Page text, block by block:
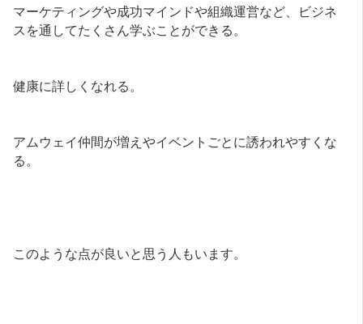
マーケティングや成功マインドや組織運営など、ビジネ
スを通してたくさん学ぶことができる。
健康に詳しくなれる。
アムウェイ仲間が増えやイベントごとに誘われやすくな
る。
このような点が良いと思う人もいます。